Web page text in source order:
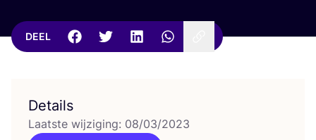
DEEL
Details
Laatste wijziging: 08/03/2023